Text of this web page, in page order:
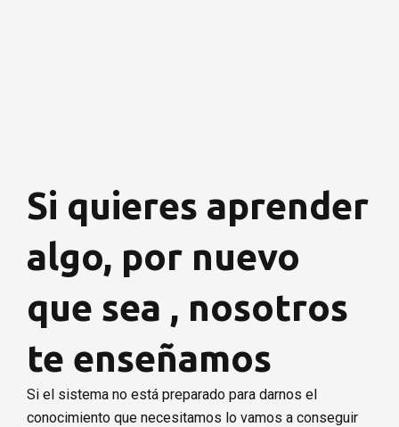
Si quieres aprender
algo, por nuevo
que sea , nosotros
te enseñamos
Si el sistema no está preparado para darnos el
conocimiento que necesitamos lo vamos a conseguir